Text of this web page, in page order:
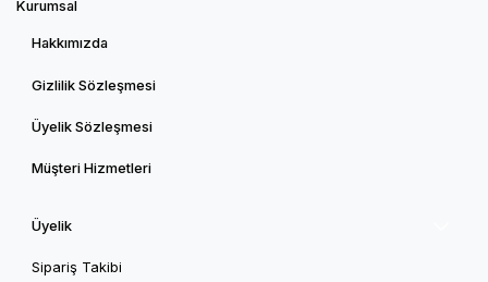
Kurumsal
Hakkımızda
Gizlilik Sözleşmesi
Üyelik Sözleşmesi
Müşteri Hizmetleri
Üyelik
Sipariş Takibi